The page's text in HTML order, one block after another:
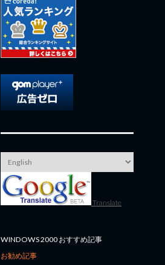
Translate
WINDOWS 2000 おすすめ記事
お勧め記事